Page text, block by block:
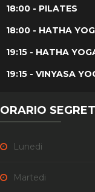
18:00 - PILATES
18:00 - HATHA
19:15 - HATHA
19:15 - VINYASA
ORARIO
Lunedi
Martedi